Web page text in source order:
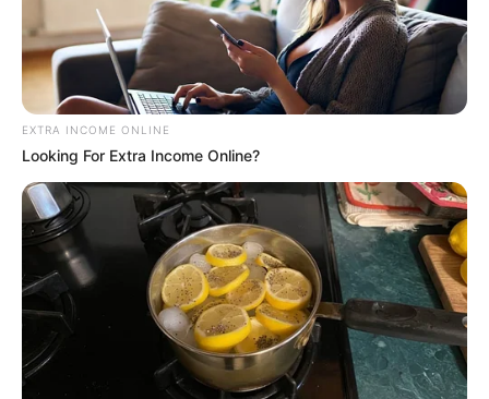
EXTRA INCOME ONLINE
Looking For Extra Income Online?